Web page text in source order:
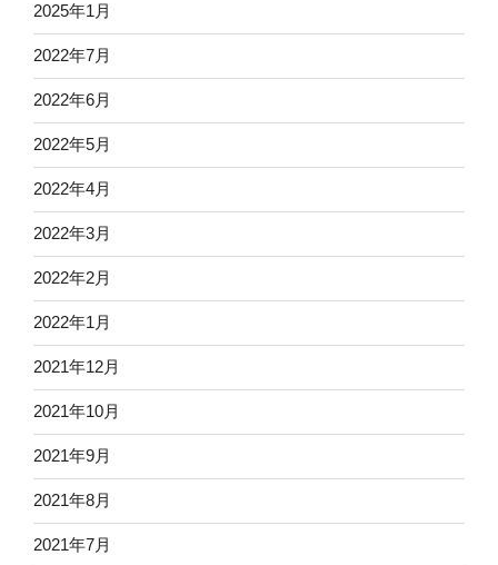
2025年1月
2022年7月
2022年6月
2022年5月
2022年4月
2022年3月
2022年2月
2022年1月
2021年12月
2021年10月
2021年9月
2021年8月
2021年7月